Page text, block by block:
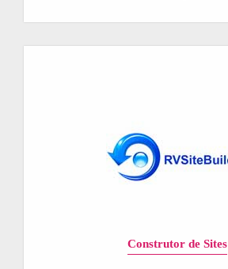
Construtor de Sites